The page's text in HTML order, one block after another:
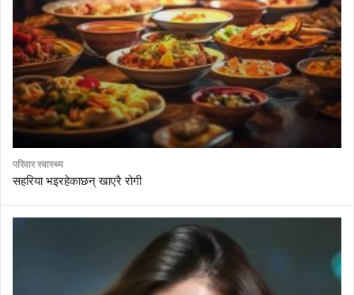
परिवार स्वास्थ्य
सहरिया भइरहेकाछन् खाएरै रोगी